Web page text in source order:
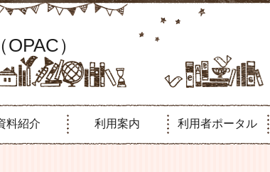
）
料紹介 利用案内 利用者ポータル